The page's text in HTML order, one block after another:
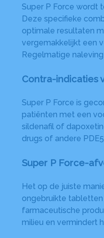
Super P Force wordt
Deze specifieke
optimale resultaten
vergemakkelijkt een
Regelmatige
Contra-indicaties
Super P Force is
patiënten met een
sildenafil of
drugs of andere
Super P Force-
Het op de juiste
ongebruikte
farmaceutische
milieu en vermindert